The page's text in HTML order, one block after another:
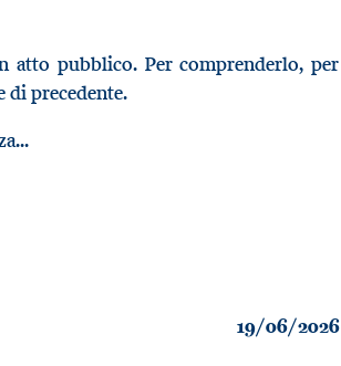
atto pubblico. Per comprenderlo, per
di precedente.
19/06/2026